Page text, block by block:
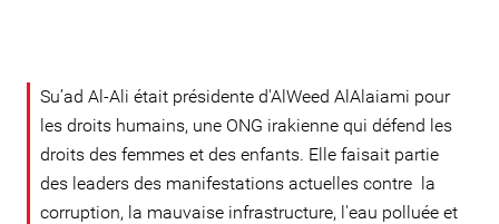
Su’ad Al-Ali était présidente d'AlWeed AlAlaiami pour
les droits humains, une ONG irakienne qui défend les
droits des femmes et des enfants. Elle faisait partie
des leaders des manifestations actuelles contre la
corruption, la mauvaise infrastructure, l'eau polluée et